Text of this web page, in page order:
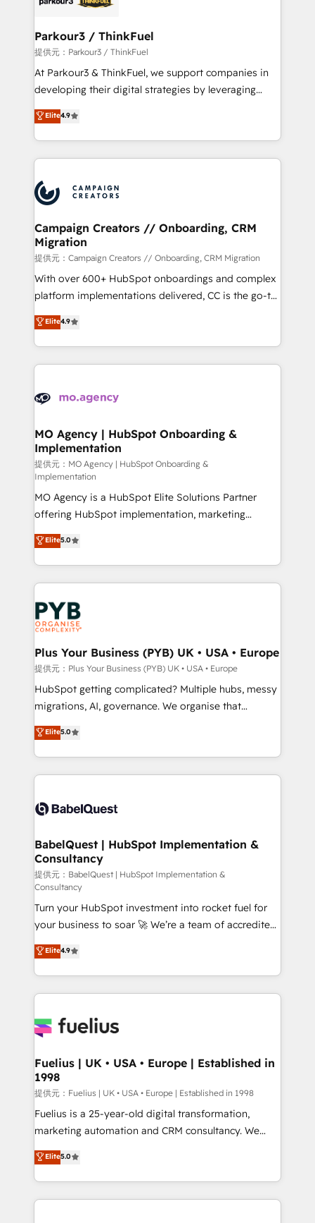
companies scale faster and smarter. 🔹 BOOMS:
Demand generation for all your buyers With BOOMS,
you invest in 100% of your buyers, accelerating your
growth and positioning yourself as an undisputed
transformation process A methodology designed to
implement HubSpot effectively and optimize your
record of business transformation, our growth-first
approach has helped brands dominate their
Parkour3 / ThinkFuel
提供元：Parkour3 / ThinkFuel
At Parkour3 & ThinkFuel, we support companies in
developing their digital strategies by leveraging
technologies and automating their marketing and
sales processes to generate growth. Our offer spans
from Strategy to Operations. We specialize in CRM
onboarding and implementation, web design, sales
extensive experience working with tech companies
and manufacturers since 2002, we are committed to
empowering our clients and developing their
autonomy. Get to grips with HubSpot through
guided implementation and seamless integration of
the CRM platform into your digital ecosystem. Would
you like support in deploying your inbound
to your needs and sales objectives. With 125+
certifications, we are part of the most certified
services are offered in both English & French.
Elite4.9
Campaign Creators // Onboarding, CRM
Migration
提供元：Campaign Creators // Onboarding, CRM Migration
With over 600+ HubSpot onboardings and complex
platform implementations delivered, CC is the go-to
Elite Solutions Partner for businesses ready to
migrate, replatform, and scale smarter. We specialize
in high-impact CRM and CMS migrations and
onboarding from platforms like Salesforce, NetSuite,
WordPress and legacy CRMs, turning fragmented
architectures that accelerate revenue operations and
performance. - Multi-object CRM migration, cleanup,
and implementation. - Pre-built and custom
integrations across your full tech stack. - Custom
object setup, CMS builds, and full-funnel automation.
- Dashboards, lifecycle campaigns, and lead
nurturing sequences. - Cross-hub setup across
Marketing, Sales, Operations, and Service Hubs. -
Ongoing optimization, managed support, and
scalable retainers. Let’s make HubSpot your most
powerful growth engine. Built to convert, scale, and
drive results.
Elite4.9
MO Agency | HubSpot Onboarding &
Implementation
提供元：MO Agency | HubSpot Onboarding &
Implementation
MO Agency is a HubSpot Elite Solutions Partner
offering HubSpot implementation, marketing
automation, CRM and RevOps consulting, B2B SEO,
paid media, content marketing, AEO and GEO (AI
search optimisation), and HubSpot Content Hub and
WordPress development. We work with enterprise
and growth-led companies across technology,
professional services, financial services and
industrial sectors. Offices in Johannesburg, Cape
Town, Dubai & London. 500+ HubSpot CRM
implementations delivered. AI visibility coverage
across ChatGPT, Claude, Perplexity, Gemini and
Google AI Overviews. HubSpot Impact Award -
Innovation HubSpot Impact Award - Platform
Migration Excellence HubSpot Impact Award -
accreditations with HubSpot.
Elite5.0
Plus Your Business (PYB) UK • USA • Europe
提供元：Plus Your Business (PYB) UK • USA • Europe
HubSpot getting complicated? Multiple hubs, messy
migrations, AI, governance. We organise that
complexity, so your team can put HubSpot to work...
Welcome to our Profile! We help with: • CRM
implementation, reports, workflows, and team
training • CRM migration from Salesforce, Pipedrive,
custom API integrations • AI governance for
Boutique 'Elite' team of 12 • 150+ clients across Sales
Hub, Marketing Hub, Service Hub, Data Hub and
CMS • ISO/IEC 27001:2022, ISO 9001:2015, and ISO
42001:2023 certified - the AI management standard •
GuardHub: our AI governance framework, built on
ISO 42001 Ready for the next step? Click the 👈
'𝗖𝗼𝗻𝘁𝗮𝗰𝘁 𝗯𝘂𝘀𝗶𝗻𝗲𝘀𝘀' button to get in touch (𝘸𝘦'𝘳𝘦
𝘴𝘶𝘱𝘦𝘳 𝘳𝘦𝘴𝘱𝘰𝘯𝘴𝘪𝘷𝘦)
Elite5.0
BabelQuest | HubSpot Implementation &
Consultancy
提供元：BabelQuest | HubSpot Implementation &
Consultancy
Turn your HubSpot investment into rocket fuel for
your business to soar 🚀 We’re a team of accredited
HubSpot experts ready to help you. We can
implement the platform into complex business
environments, optimise what you've got and make
sure you can actually use it, build your website in
for you and execute it on HubSpot. We are on the
framework, meaning we've been accredited by
HubSpot and vetted by the CCS, which means we
can support public sector companies as well the
other ones listed in our profile. Our services: -
HubSpot implementation - HubSpot CMS website
is there for you to: - Grow revenue, and run your
business more efficiently - Build stronger
Elite4.9
Fuelius | UK • USA • Europe | Established in
1998
提供元：Fuelius | UK • USA • Europe | Established in 1998
Fuelius is a 25-year-old digital transformation,
marketing automation and CRM consultancy. We
enable mid-market and enterprise clients to
maximise their return from digital and fuel their
growth. We modernise platforms, streamline
operations that are causing inefficiencies, improve
Elite5.0